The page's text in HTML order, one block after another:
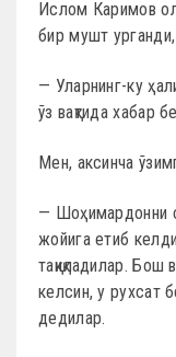
Ислом Каримов
бир мушт
— Уларнинг-ку
ўз вақтида хабар
Мен, аксинча
— Шоҳимардонни
жойига етиб
тақиқладилар. Бош
келсин, у рухсат
дедилар.